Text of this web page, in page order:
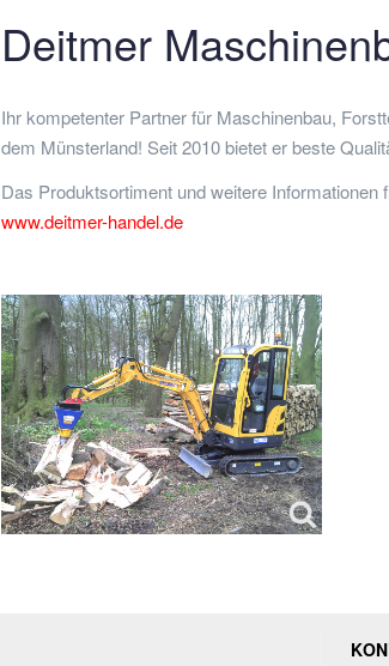
Deitmer
Ihr kompetenter Partner für Maschinenbau,
dem Münsterland! Seit 2010 bietet er beste
Das Produktsortiment und weitere Informationen
www.deitmer-handel.de